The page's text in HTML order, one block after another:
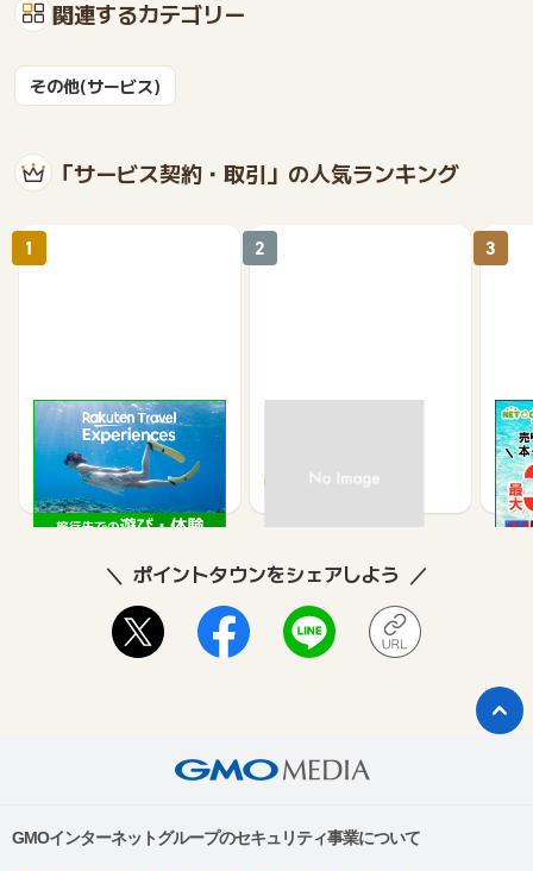
関連するカテゴリー
その他(サービス)
「サービス契約・取引」の人気ランキング
楽天トラベル観光体験
2.5%
1
1.3%
2
【
買取
3
ポイントタウンをシェアしよう
GMOインターネットグループのセキュリティ事業について